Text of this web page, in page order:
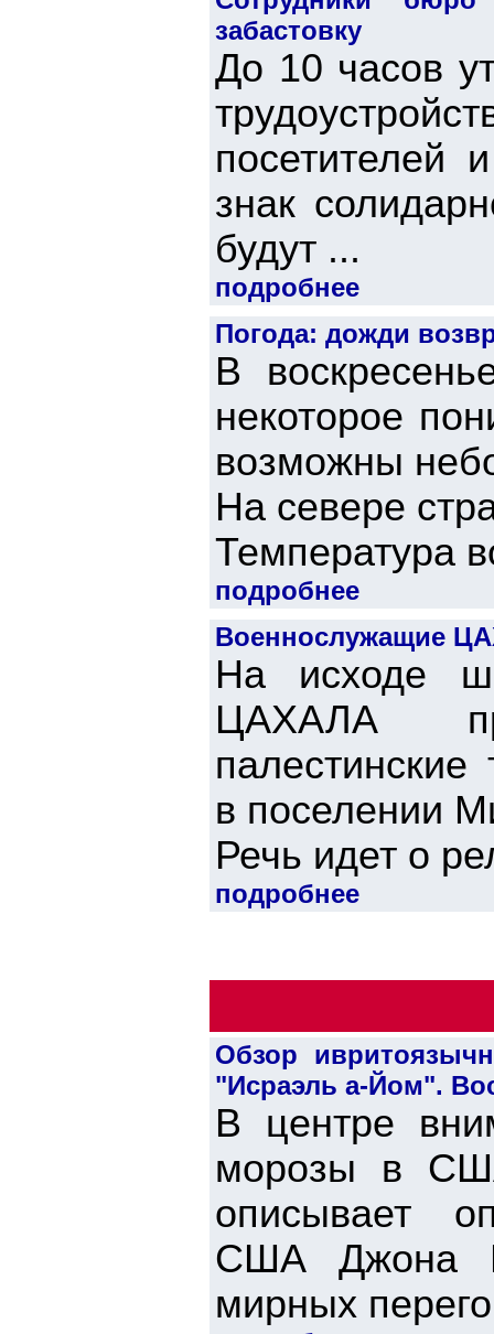
забастовку
До 10 часов
посетителей
знак
будут ...
подробнее
Погода: дожди
В
некоторое
возможны
На севере
Температура
подробнее
Военнослужащие
На исходе
ЦАХАЛА
в поселении
Речь идет о
подробнее
Обзор
"Исраэль а-Йом".
В центре
морозы в
описывает
США Джона
мирных